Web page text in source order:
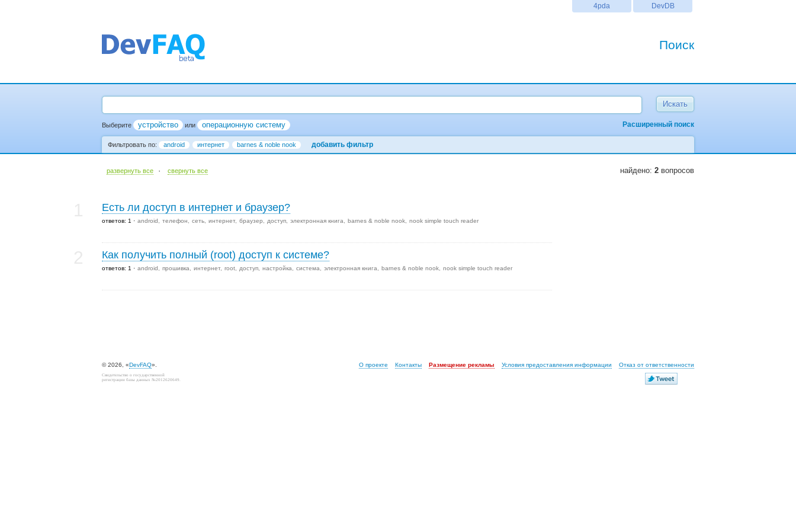
DevDB
4pda
Поиск
Выберите устройство Расширенный поиск
или операционную систему
Фильтровать по: android интернет barnes & noble nook добавить фильтр
развернуть все · cвернуть все найдено: 2 вопросов
Есть ли доступ в интернет и браузер?
ответов: 1 android телефон сеть интернет браузер доступ электронная книга barnes & noble nook nook simple touch reader
Как получить полный (root) доступ к системе?
ответов: 1 android прошивка интернет root доступ настройка система электронная книга barnes & noble nook nook simple touch reader
© 2026, «DevFAQ». О проекте Контакты Размещение рекламы Условия предоставления информации Отказ от ответственности
Свидетельство о государственной
регистрации базы данных №2012620649.